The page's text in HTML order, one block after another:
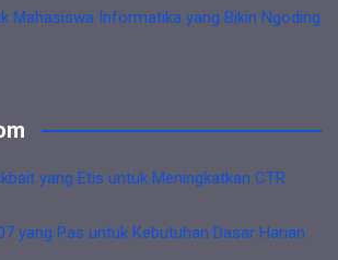
Mahasiswa Informatika yang Bikin Ngoding
yang Etis untuk Meningkatkan CTR
yang Pas untuk Kebutuhan Dasar Harian